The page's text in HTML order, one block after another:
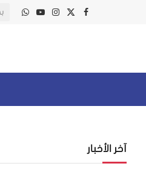
فيسبوك
X
الانستغرام
يوتيوبواتساب
آخر الأخبار